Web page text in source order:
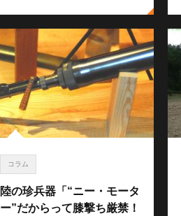
コラム
陸の珍兵器「“ニー・モータ
ー”だからって膝撃ち厳禁！